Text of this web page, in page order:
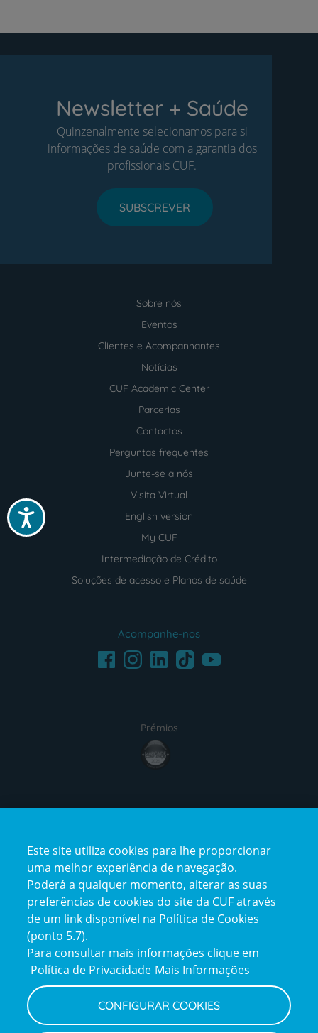
Acessibilidade
Newsletter + Saúde
Quinzenalmente selecionamos para si
informações de saúde com a garantia dos
profissionais CUF.
SUBSCREVER
Sobre nós
Eventos
Clientes e Acompanhantes
Notícias
CUF Academic Center
Parcerias
Contactos
Perguntas frequentes
Junte-se a nós
Visita Virtual
English version
My CUF
Intermediação de Crédito
Soluções de acesso e Planos de saúde
Acompanhe-nos
FacebookInstagramLinkedInTikTokYoutube
Prémios
award4
certification2certification3
Reclamações
e
elogios
Política de Privacidade e Cookies
Este site utiliza cookies para lhe proporcionar
uma melhor experiência de navegação.
Poderá a qualquer momento, alterar as suas
preferências de cookies do site da CUF através
de um link disponível na Política de Cookies
(ponto 5.7).
Para consultar mais informações clique em
Política de Privacidade Mais Informações
CONFIGURAR COOKIES